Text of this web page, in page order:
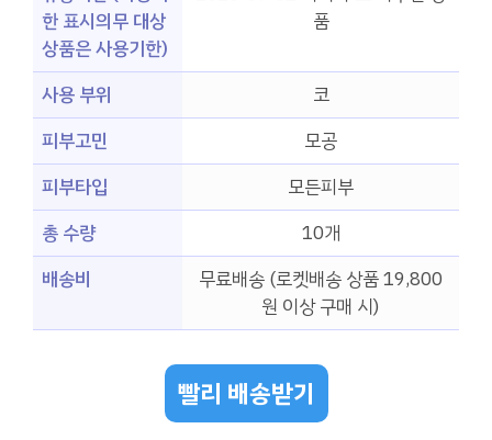
한 표시의무 대상
상품은 사용기한)
품
사용 부위
코
피부고민
모공
피부타입
모든피부
총 수량
10개
배송비
무료배송 (로켓배송 상품 19,800
원 이상 구매 시)
빨리 배송받기